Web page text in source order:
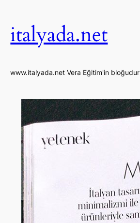
italyada.net
www.italyada.net Vera Eğitim'in bloğudur